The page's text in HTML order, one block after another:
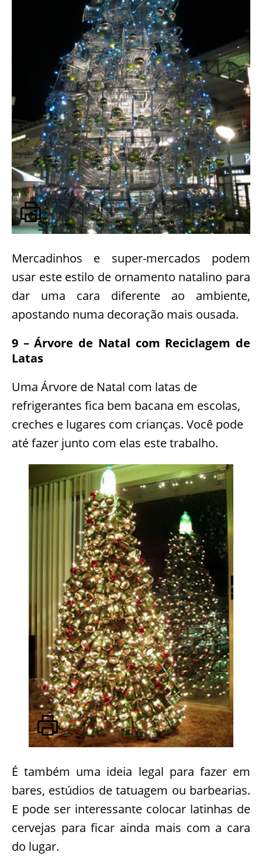
Mercadinhos e super-mercados podem
usar este estilo de ornamento natalino para
dar uma cara diferente ao ambiente,
apostando numa decoração mais ousada.
9 – Árvore de Natal com Reciclagem de
Latas
Uma Árvore de Natal com latas de
refrigerantes fica bem bacana em escolas,
creches e lugares com crianças. Você pode
até fazer junto com elas este trabalho.
É também uma ideia legal para fazer em
bares, estúdios de tatuagem ou barbearias.
E pode ser interessante colocar latinhas de
cervejas para ficar ainda mais com a cara
do lugar.